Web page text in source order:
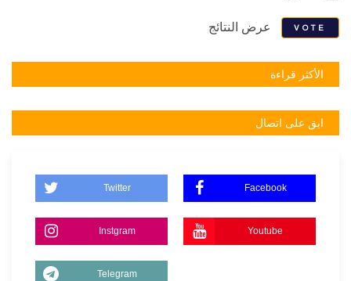
VOTE عرض النتائج
الأكثر قراءة
ابق على اتصال
Twitter Facebook
Instgram Youtube
Telegram